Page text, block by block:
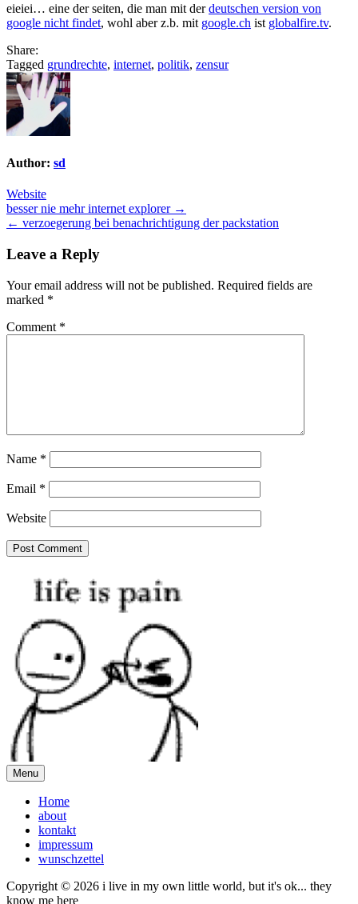
eieiei… eine der seiten, die man mit derdeutschen version von
google nicht findet, wohl aber z.b. mit google.ch ist globalfire.tv.
Share:
Tagged grundrechte, internet, politik, zensur
Author: sd
Website
Post
navigation
besser nie mehr internet explorer →
← verzoegerung bei benachrichtigung der packstation
Leave a Reply
Your email address will not be published. Required fields are
marked *
Comment *
Name *
Email *
Website
Menu
Home
about
kontakt
impressum
wunschzettel
Copyright © 2026 i live in my own little world, but it's ok... they
know me here